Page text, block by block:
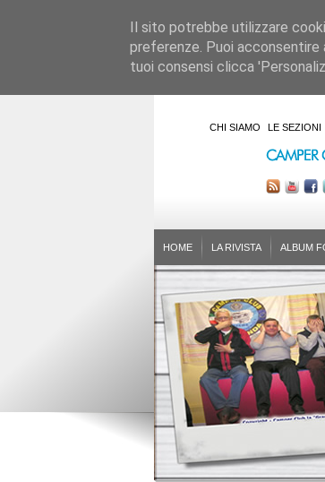
CHI SIAMO LE SEZIONI
HOME LA RIVISTA ALBUM
Il sito potrebbe utilizzare
preferenze. Puoi
tuoi consensi clicca